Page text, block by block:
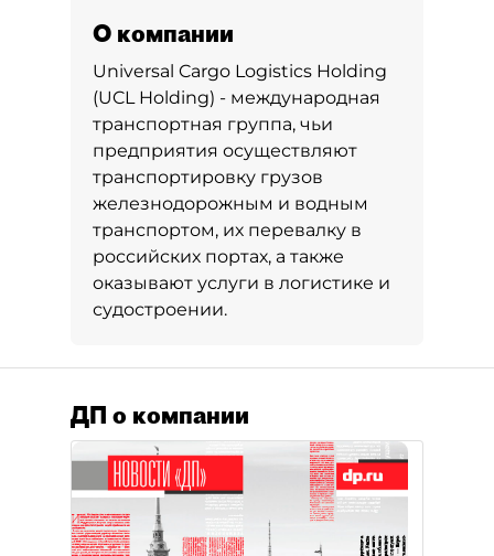
О компании
Universal Cargo Logistics Holding
(UCL Holding) - международная
транспортная группа, чьи
предприятия осуществляют
транспортировку грузов
железнодорожным и водным
транспортом, их перевалку в
российских портах, а также
оказывают услуги в логистике и
судостроении.
ДП о компании